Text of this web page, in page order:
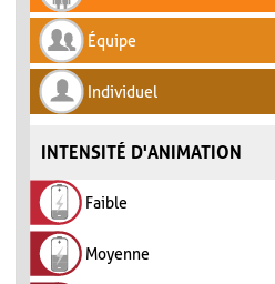
Équipe
Individuel
INTENSITÉ D'ANIMATION
Faible
Moyenne